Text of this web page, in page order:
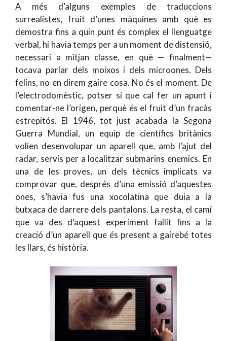
A més d’alguns exemples de traduccions
surrealistes, fruit d’unes màquines amb què es
demostra fins a quin punt és complex el llenguatge
verbal, hi havia temps per a un moment de distensió,
necessari a mitjan classe, en què — finalment—
tocava parlar dels moixos i dels microones. Dels
felins, no en direm gaire cosa. No és el moment. De
l’electrodomèstic, potser sí que cal fer un apunt i
comentar-ne l’origen, perquè és el fruit d’un fracàs
estrepitós. El 1946, tot just acabada la Segona
Guerra Mundial, un equip de científics britànics
volien desenvolupar un aparell que, amb l’ajut del
radar, servís per a localitzar submarins enemics. En
una de les proves, un dels tècnics implicats va
comprovar que, després d’una emissió d’aquestes
ones, s’havia fus una xocolatina que duia a la
butxaca de darrere dels pantalons. La resta, el camí
que va des d’aquest experiment fallit fins a la
creació d’un aparell que és present a gairebé totes
les llars, és història.